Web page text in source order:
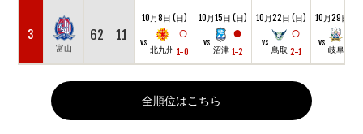
3
富山
62 11
10月8日 (日)
vs
北九州
○
1-0
10月15日 (日)
vs
沼津
●
1-2
10月22日 (日)
vs
鳥取
○
2-1
10月29日 (
vs
岐阜
全順位はこちら